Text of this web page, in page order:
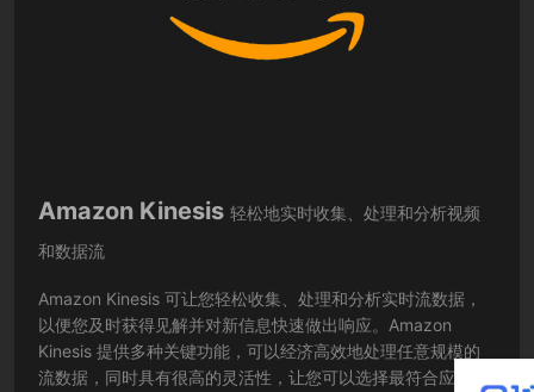
Amazon Kinesis 轻松地实时收集、处理和分析视频
和数据流
Amazon Kinesis 可让您轻松收集、处理和分析实时流数据，
以便您及时获得见解并对新信息快速做出响应。Amazon
Kinesis 提供多种关键功能，可以经济高效地处理任意规模的
流数据，同时具有很高的灵活性，让您可以选择最符合应用程